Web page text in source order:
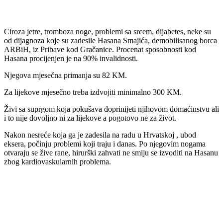
Ciroza jetre, tromboza noge, problemi sa srcem, dijabetes, neke su
od dijagnoza koje su zadesile Hasana Smajića, demobilisanog borca
ARBiH, iz Pribave kod Gračanice. Procenat sposobnosti kod
Hasana procijenjen je na 90% invalidnosti.
Njegova mjesečna primanja su 82 KM.
Za lijekove mjesečno treba izdvojiti minimalno 300 KM.
Živi sa suprgom koja pokušava doprinijeti njihovom domaćinstvu ali
i to nije dovoljno ni za lijekove a pogotovo ne za život.
Nakon nesreće koja ga je zadesila na radu u Hrvatskoj , ubod
eksera, počinju problemi koji traju i danas. Po njegovim nogama
otvaraju se žive rane, hirurški zahvati ne smiju se izvoditi na Hasanu
zbog kardiovaskularnih problema.